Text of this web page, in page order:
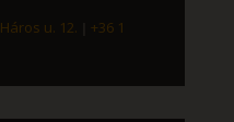
u. 12.
+36 1